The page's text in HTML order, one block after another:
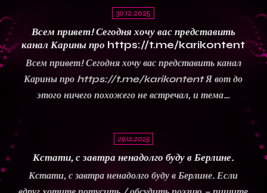
30.12.2025
Всем привет! Сегодня хочу вас представить
канал Карины про https://t.me/karikontent
Всем привет! Сегодня хочу вас представить канал
Карины про https://t.me/karikontent Я вот до
этого ничего похожего не встречал, и тема…
29.12.2025
Кстати, с завтра ненадолго буду в Берлине.
Кстати, с завтра ненадолго буду в Берлине. Если